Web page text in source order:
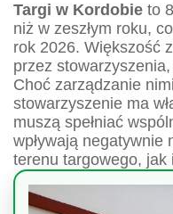
Targi w Kordobie to
niż w zeszłym roku,
rok 2026. Większość
przez stowarzyszenia,
Choć zarządzanie
stowarzyszenie ma
muszą spełniać
wpływają negatywnie
terenu targowego, jak i